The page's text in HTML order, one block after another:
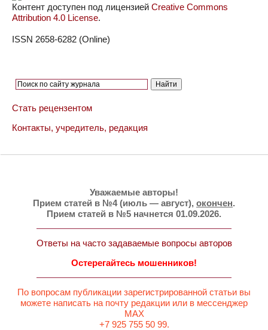
Контент доступен под лицензией Creative Commons
Attribution 4.0 License.
ISSN 2658-6282 (Online)
Стать рецензентом
Контакты, учредитель, редакция
Уважаемые авторы!
Прием статей в №4 (июль — август), окончен.
Прием статей в №5 начнется 01.09.2026.
Ответы на часто задаваемые вопросы авторов
Остерегайтесь мошенников!
По вопросам публикации зарегистрированной статьи вы
можете написать на почту редакции или в мессенджер
MAX
+7 925 755 50 99.